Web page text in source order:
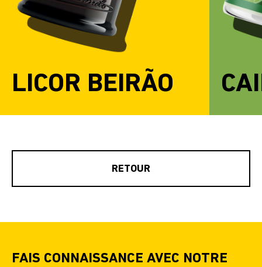
LICOR BEIRÃO
RETOUR
FAIS CONNAISSANCE AVEC NOTRE